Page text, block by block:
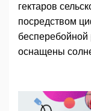
гектаров
посредством
бесперебойной
оснащены